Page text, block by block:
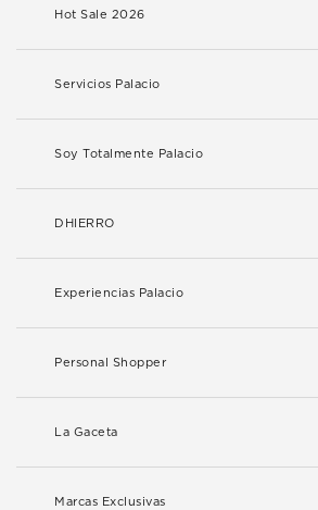
Hot Sale 2026
Servicios Palacio
Soy Totalmente Palacio
DHIERRO
Experiencias Palacio
Personal Shopper
La Gaceta
Marcas Exclusivas